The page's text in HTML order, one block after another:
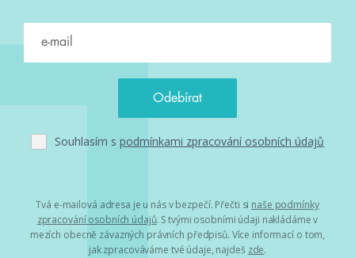
Souhlasím s podmínkami zpracování osobních údajů
Tvá e-mailová adresa je u nás v bezpečí. Přečti si naše podmínky
zpracování osobních údajů. S tvými osobními údaji nakládáme v
mezích obecně závazných právních předpisů. Více informací o tom,
jak zpracováváme tvé údaje, najdeš zde.